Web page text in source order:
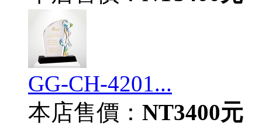
GG-CH-4201...
本店售價： NT3400元